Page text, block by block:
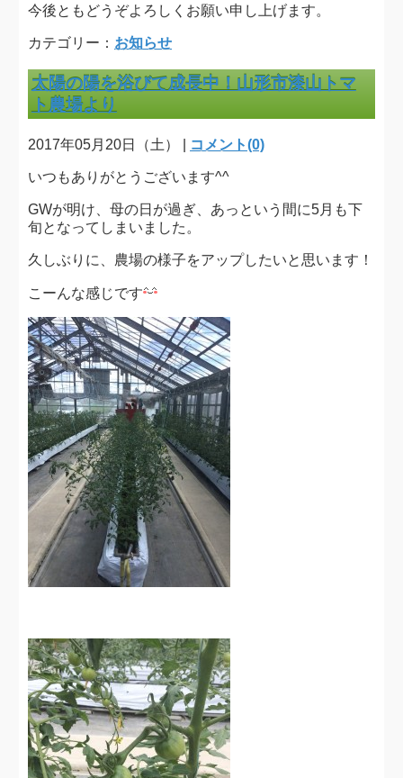
今後ともどうぞよろしくお願い申し上げます。
カテゴリー： お知らせ
太陽の陽を浴びて成長中！山形市漆山トマ
ト農場より
2017年05月20日（土） | コメント(0)
いつもありがとうございます^^
GWが明け、母の日が過ぎ、あっという間に5月も下
旬となってしまいました。
久しぶりに、農場の様子をアップしたいと思います！
こーんな感じです